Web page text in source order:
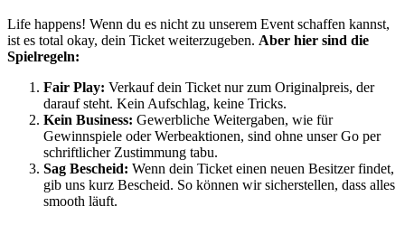
Life happens! Wenn du es nicht zu unserem Event schaffen kannst,
ist es total okay, dein Ticket weiterzugeben. Aber hier sind die
Spielregeln:
Fair Play: Verkauf dein Ticket nur zum Originalpreis, der
darauf steht. Kein Aufschlag, keine Tricks.
Kein Business: Gewerbliche Weitergaben, wie für
Gewinnspiele oder Werbeaktionen, sind ohne unser Go per
schriftlicher Zustimmung tabu.
Sag Bescheid: Wenn dein Ticket einen neuen Besitzer findet,
gib uns kurz Bescheid. So können wir sicherstellen, dass alles
smooth läuft.